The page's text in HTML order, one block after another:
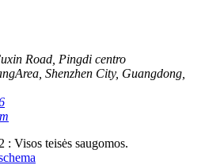
Road, Pingdi centro
Shenzhen City, Guangdong,
Visos teisės saugomos.